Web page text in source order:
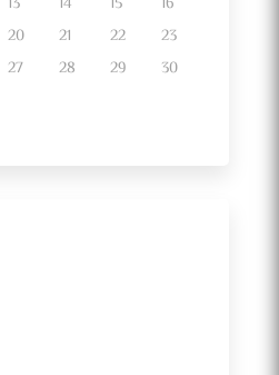
20 21 22
23
27 28 29
30